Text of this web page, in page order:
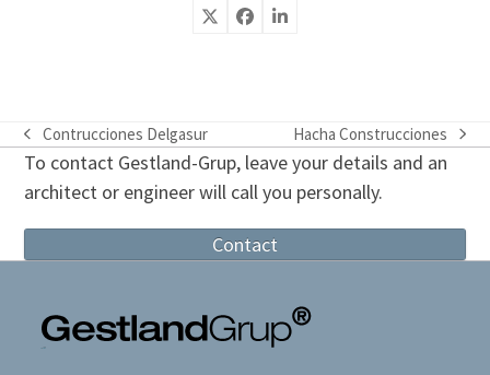
previous
post:
Contrucciones Delgasur
next
post:
Hacha Construcciones
To contact Gestland-Grup, leave your details and an
architect or engineer will call you personally.
Contact